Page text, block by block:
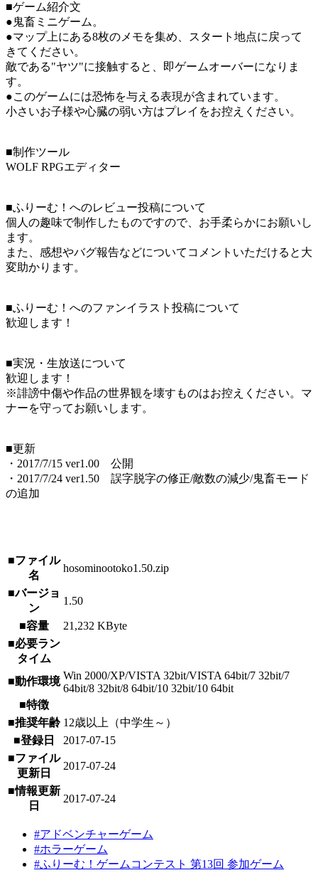
■ゲーム紹介文
●鬼畜ミニゲーム。
●マップ上にある8枚のメモを集め、スタート地点に戻って
きてください。
敵である"ヤツ"に接触すると、即ゲームオーバーになりま
す。
●このゲームには恐怖を与える表現が含まれています。
小さいお子様や心臓の弱い方はプレイをお控えください。
■制作ツール
WOLF RPGエディター
■ふりーむ！へのレビュー投稿について
個人の趣味で制作したものですので、お手柔らかにお願いし
ます。
また、感想やバグ報告などについてコメントいただけると大
変助かります。
■ふりーむ！へのファンイラスト投稿について
歓迎します！
■実況・生放送について
歓迎します！
※誹謗中傷や作品の世界観を壊すものはお控えください。マ
ナーを守ってお願いします。
■更新
・2017/7/15 ver1.00 公開
・2017/7/24 ver1.50 誤字脱字の修正/敵数の減少/鬼畜モード
の追加
■ファイル
名
hosominootoko1.50.zip
■バージョ
ン
1.50
■容量
21,232 KByte
■必要ラン
タイム
■動作環境 Win 2000/XP/VISTA 32bit/VISTA 64bit/7 32bit/7
64bit/8 32bit/8 64bit/10 32bit/10 64bit
■特徴
■推奨年齢 12歳以上（中学生～）
■登録日
2017-07-15
■ファイル
更新日
2017-07-24
■情報更新
日
2017-07-24
#アドベンチャーゲーム
#ホラーゲーム
#ふりーむ！ゲームコンテスト 第13回 参加ゲーム